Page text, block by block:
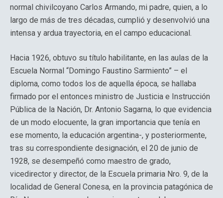
normal chivilcoyano Carlos Armando, mi padre, quien, a lo
largo de más de tres décadas, cumplió y desenvolvió una
intensa y ardua trayectoria, en el campo educacional.
Hacia 1926, obtuvo su título habilitante, en las aulas de la
Escuela Normal “Domingo Faustino Sarmiento” – el
diploma, como todos los de aquella época, se hallaba
firmado por el entonces ministro de Justicia e Instrucción
Pública de la Nación, Dr. Antonio Sagarna, lo que evidencia
de un modo elocuente, la gran importancia que tenía en
ese momento, la educación argentina-, y posteriormente,
tras su correspondiente designación, el 20 de junio de
1928, se desempeñó como maestro de grado,
vicedirector y director, de la Escuela primaria Nro. 9, de la
localidad de General Conesa, en la provincia patagónica de